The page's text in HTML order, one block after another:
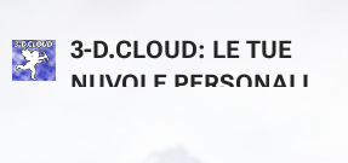
3-D.CLOUD: LE TUE
NUVOLE PERSONALI